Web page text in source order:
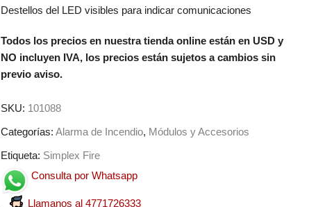
Destellos del LED visibles para indicar comunicaciones
Todos los precios en nuestra tienda online están en USD y
NO incluyen IVA, los precios están sujetos a cambios sin
previo aviso.
SKU: 101088
Categorías: Alarma de Incendio, Módulos y Accesorios
Etiqueta: Simplex Fire
Consulta por Whatsapp
Llamanos al 4771726333